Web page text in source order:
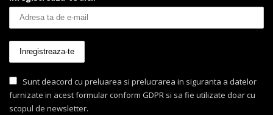
Sunt deacord cu preluarea si prelucrarea in siguranta a datelor
furnizate in acest formular conform GDPR si sa fie utilizate doar cu
scopul de newsletter.